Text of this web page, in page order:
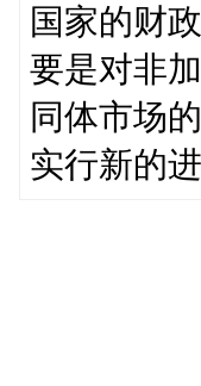
国家的财
要是对非
同体市场
实行新的